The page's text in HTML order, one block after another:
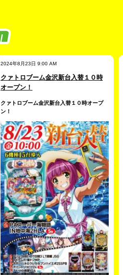
2024年8月23日 9:00 AM
クァトロブーム金沢新台入替１０時
オープン！
クァトロブーム金沢新台入替１０時オープ
ン！